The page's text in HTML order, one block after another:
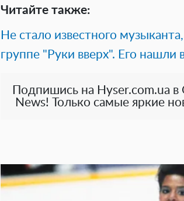
Читайте также:
Не стало известного
группе "Руки вверх". Его нашли
Подпишись на Hyser.com.ua в
News! Только самые яркие